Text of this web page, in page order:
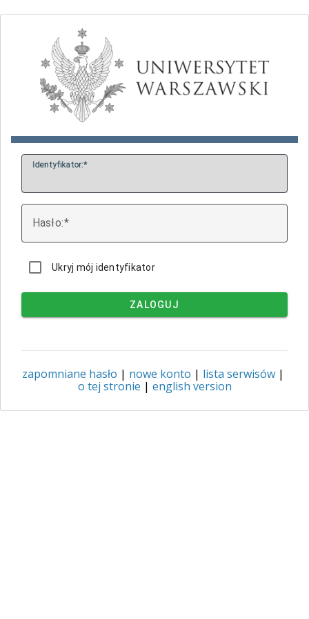
Identyfikator:
Hasło:
Ukryj mój identyfikator
ZALOGUJ
zapomniane hasło | nowe konto | lista serwisów |
o tej stronie | english version